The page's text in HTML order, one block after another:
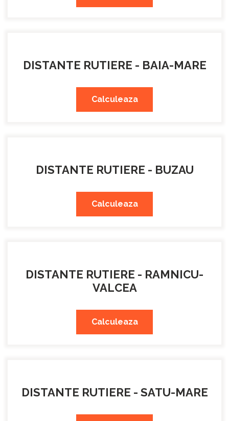
DISTANTE RUTIERE - BAIA-MARE
Calculeaza
DISTANTE RUTIERE - BUZAU
Calculeaza
DISTANTE RUTIERE - RAMNICU-
VALCEA
Calculeaza
DISTANTE RUTIERE - SATU-MARE